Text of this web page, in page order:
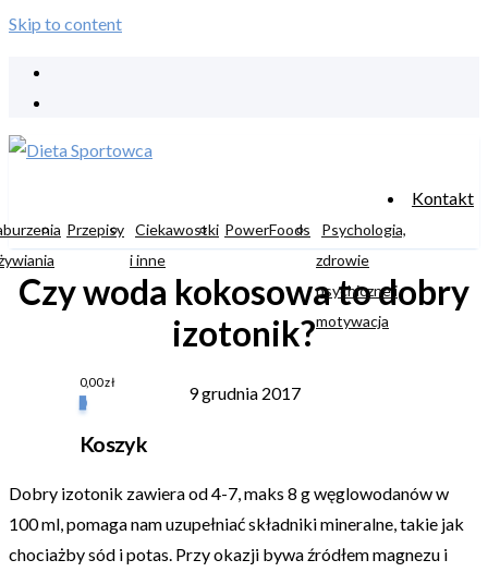
Skip to content
Przepisy Ciekawostki
i inne
PowerFoods
Psychologia,
zdrowie
psychiczne i
motywacja
Kontakt
0,00zł
0
Koszyk
Czy woda kokosowa to dobry
izotonik?
9 grudnia 2017
Dobry izotonik zawiera od 4-7, maks 8 g węglowodanów w
100 ml, pomaga nam uzupełniać składniki mineralne, takie jak
chociażby sód i potas. Przy okazji bywa źródłem magnezu i